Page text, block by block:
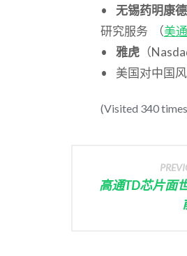
• 无锡药明康德
研究服务 （美
• 雅虎（
• 美国对中国
(Visited 340
高通TD芯片面